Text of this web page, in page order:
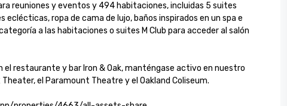
reuniones y eventos y 494 habitaciones, incluidas 5 suites
ropa de cama de lujo, baños inspirados en un spa e
a las habitaciones o suites M Club para acceder al salón
el restaurante y bar Iron & Oak, manténgase activo en nuestro
el Paramount Theatre y el Oakland Coliseum.